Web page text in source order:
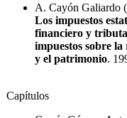
A. Cayón Galiardo
Los impuestos
financiero y
impuestos sobre la
y el patrimonio.
Capítulos